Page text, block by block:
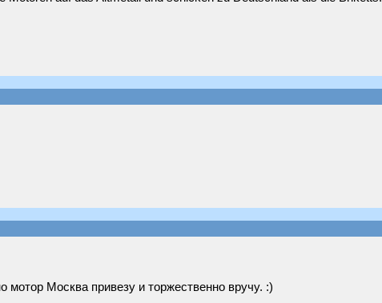
Москва привезу и торжественно вручу. :)